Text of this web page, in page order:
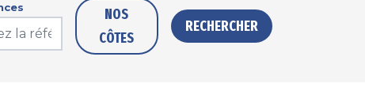
NOS
CÔTES
RECHERCHER